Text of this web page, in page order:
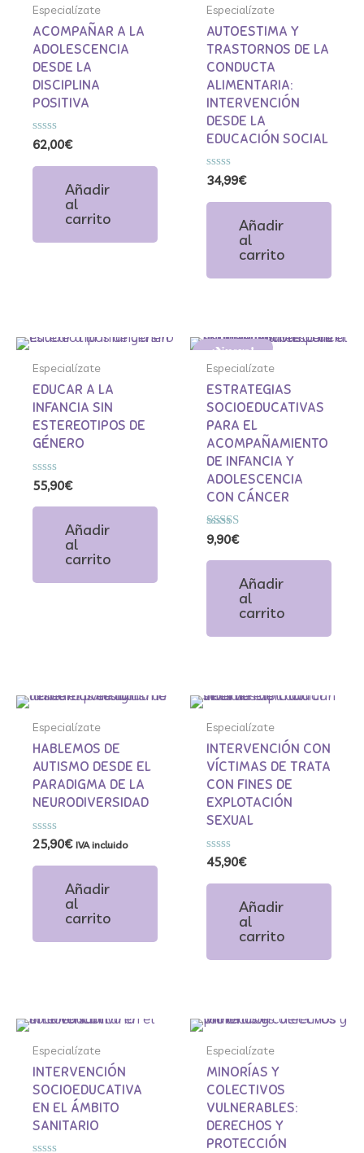
Especialízate
Especialízate
ACOMPAÑAR A LA
ADOLESCENCIA
DESDE LA
DISCIPLINA
POSITIVA
Valorado
con
0
62,00€
Añadir
al
carrito
Especialízate
AUTOESTIMA Y
TRASTORNOS DE LA
CONDUCTA
ALIMENTARIA:
INTERVENCIÓN
DESDE LA
EDUCACIÓN SOCIAL
Valorado
con
0
34,99€
Añadir
al
carrito
Especialízate
EDUCAR A LA
INFANCIA SIN
ESTEREOTIPOS DE
GÉNERO
Valorado
con
0
55,90€
Añadir
al
carrito
¡Nuevo!
Especialízate
ESTRATEGIAS
SOCIOEDUCATIVAS
PARA EL
ACOMPAÑAMIENTO
DE INFANCIA Y
ADOLESCENCIA
CON CÁNCER
Valorado
con
5.00
9,90€
Añadir
al
carrito
Especialízate
HABLEMOS DE
AUTISMO DESDE EL
PARADIGMA DE LA
NEURODIVERSIDAD
Valorado
con
0
25,90€ IVA incluido
Añadir
al
carrito
Especialízate
Especialízate
INTERVENCIÓN CON
VÍCTIMAS DE TRATA
CON FINES DE
EXPLOTACIÓN
SEXUAL
Valorado
con
0
45,90€
Añadir
al
carrito
Especialízate
Especialízate
INTERVENCIÓN
SOCIOEDUCATIVA
EN EL ÁMBITO
SANITARIO
Especialízate
MINORÍAS Y
COLECTIVOS
VULNERABLES:
DERECHOS Y
PROTECCIÓN